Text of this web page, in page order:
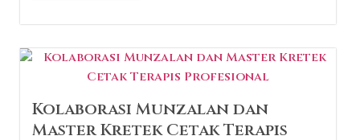
Kolaborasi Munzalan dan
Master Kretek Cetak Terapis